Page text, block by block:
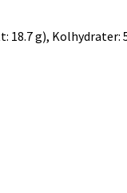
g), Kolhydrater: